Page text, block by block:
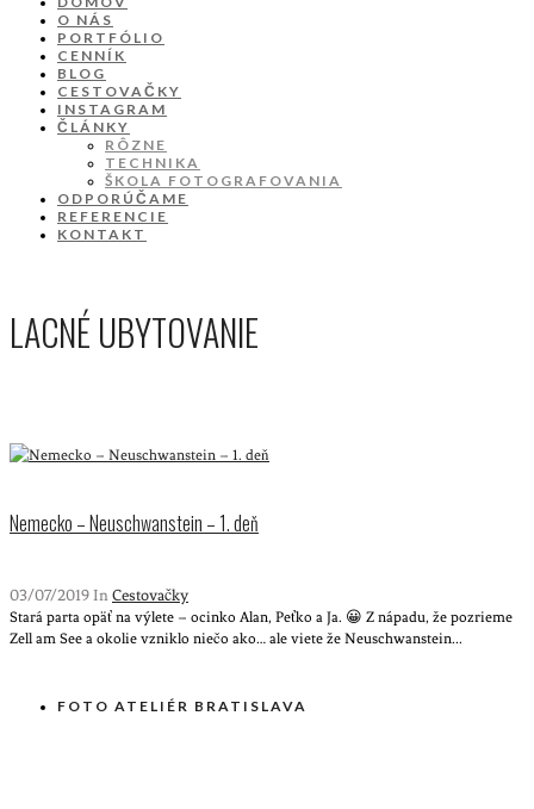
O NÁS
PORTFÓLIO
CENNÍK
BLOG
CESTOVAČKY
INSTAGRAM
ČLÁNKY
RÔZNE
TECHNIKA
ŠKOLA FOTOGRAFOVANIA
ODPORÚČAME
REFERENCIE
KONTAKT
LACNÉ UBYTOVANIE
Nemecko – Neuschwanstein – 1. deň
03/07/2019 In Cestovačky
Stará parta opäť na výlete – ocinko Alan, Peťko a Ja. 😀 Z nápadu, že pozrieme
Zell am See a okolie vzniklo niečo ako… ale viete že Neuschwanstein...
FOTO ATELIÉR BRATISLAVA